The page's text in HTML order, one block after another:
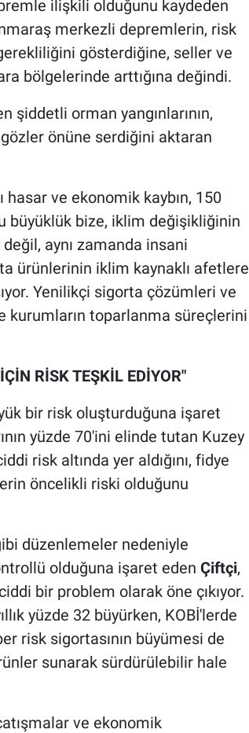
ilişkili olduğunu kaydeden
merkezli depremlerin, risk
gösterdiğine, seller ve
bölgelerinde arttığına değindi.
şiddetli orman yangınlarının,
önüne serdiğini aktaran
hasar ve ekonomik kaybın, 150
büyüklük bize, iklim değişikliğinin
aynı zamanda insani
ürünlerinin iklim kaynaklı afetlere
Yenilikçi sigorta çözümleri ve
kurumların toparlanma süreçlerini
RİSK TEŞKİL EDİYOR"
bir risk oluşturduğuna işaret
yüzde 70'ini elinde tutan Kuzey
risk altında yer aldığını, fidye
öncelikli riski olduğunu
düzenlemeler nedeniyle
olduğuna işaret eden Çiftçi,
bir problem olarak öne çıkıyor.
yüzde 32 büyürken, KOBİ'lerde
risk sigortasının büyümesi de
sunarak sürdürülebilir hale
ve ekonomik